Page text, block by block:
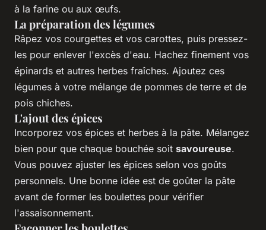
à la farine ou aux œufs.
La préparation des légumes
Râpez vos courgettes et vos carottes, puis pressez-
les pour enlever l'excès d'eau. Hachez finement vos
épinards et autres herbes fraîches. Ajoutez ces
légumes à votre mélange de pommes de terre et de
pois chiches.
L'ajout des épices
Incorporez vos épices et herbes à la pâte. Mélangez
bien pour que chaque bouchée soit savoureuse.
Vous pouvez ajuster les épices selon vos goûts
personnels. Une bonne idée est de goûter la pâte
avant de former les boulettes pour vérifier
l'assaisonnement.